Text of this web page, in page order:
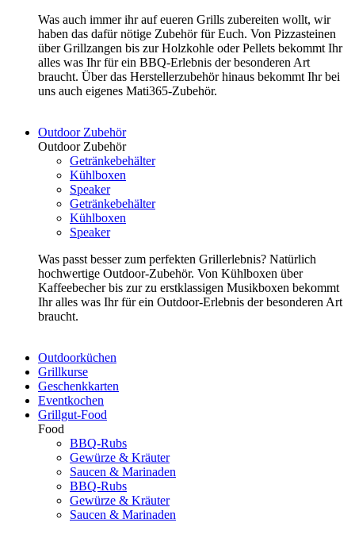
Was auch immer ihr auf eueren Grills zubereiten wollt, wir
haben das dafür nötige Zubehör für Euch. Von Pizzasteinen
über Grillzangen bis zur Holzkohle oder Pellets bekommt Ihr
alles was Ihr für ein BBQ-Erlebnis der besonderen Art
braucht. Über das Herstellerzubehör hinaus bekommt Ihr bei
uns auch eigenes Mati365-Zubehör.
Outdoor Zubehör
Outdoor Zubehör
Getränkebehälter
Kühlboxen
Speaker
Getränkebehälter
Kühlboxen
Speaker
Was passt besser zum perfekten Grillerlebnis? Natürlich
hochwertige Outdoor-Zubehör. Von Kühlboxen über
Kaffeebecher bis zur zu erstklassigen Musikboxen bekommt
Ihr alles was Ihr für ein Outdoor-Erlebnis der besonderen Art
braucht.
Outdoorküchen
Grillkurse
Geschenkkarten
Eventkochen
Grillgut-Food
Food
BBQ-Rubs
Gewürze & Kräuter
Saucen & Marinaden
BBQ-Rubs
Gewürze & Kräuter
Saucen & Marinaden